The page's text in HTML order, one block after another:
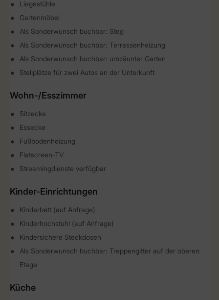
Liegestühle
Gartenmöbel
Als Sonderwunsch buchbar: Steg
Als Sonderwunsch buchbar: Terrassenheizung
Als Sonderwunsch buchbar: umzäunter Garten
Stellplätze für zwei Autos an der Unterkunft
Wohn-/Esszimmer
Sitzecke
Essecke
Fußbodenheizung
Flatscreen-TV
Streamingdienste verfügbar
Kinder-Einrichtungen
Kinderbett (auf Anfrage)
Kinderhochstuhl (auf Anfrage)
Kindersichere Steckdosen
Als Sonderwunsch buchbar: Treppengitter auf der oberen
Etage
Küche